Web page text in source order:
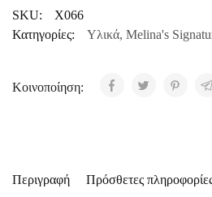
SKU:
X066
Κατηγορίες:
Υλικά, Melina's
Κοινοποίηση:
Περιγραφή Πρόσθετες